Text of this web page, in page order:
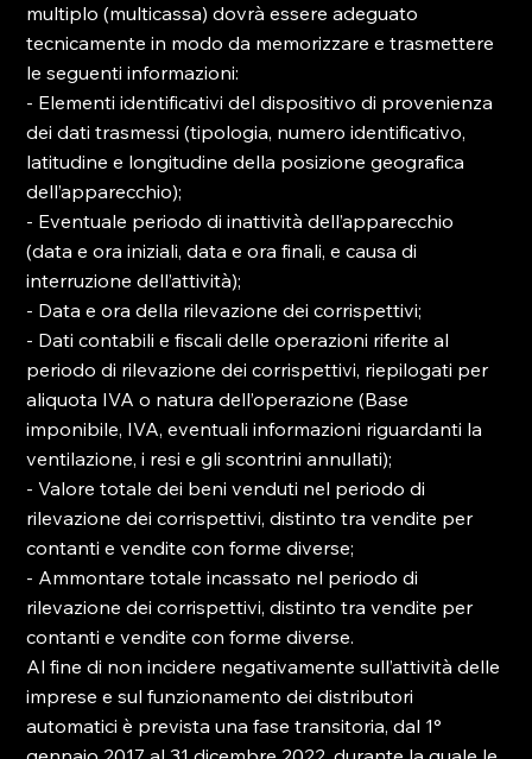
multiplo (multicassa) dovrà essere adeguato
tecnicamente in modo da memorizzare e trasmettere
le seguenti informazioni:
- Elementi identificativi del dispositivo di provenienza
dei dati trasmessi (tipologia, numero identificativo,
latitudine e longitudine della posizione geografica
dell’apparecchio);
- Eventuale periodo di inattività dell’apparecchio
(data e ora iniziali, data e ora finali, e causa di
interruzione dell’attività);
- Data e ora della rilevazione dei corrispettivi;
- Dati contabili e fiscali delle operazioni riferite al
periodo di rilevazione dei corrispettivi, riepilogati per
aliquota IVA o natura dell’operazione (Base
imponibile, IVA, eventuali informazioni riguardanti la
ventilazione, i resi e gli scontrini annullati);
- Valore totale dei beni venduti nel periodo di
rilevazione dei corrispettivi, distinto tra vendite per
contanti e vendite con forme diverse;
- Ammontare totale incassato nel periodo di
rilevazione dei corrispettivi, distinto tra vendite per
contanti e vendite con forme diverse.
Al fine di non incidere negativamente sull’attività delle
imprese e sul funzionamento dei distributori
automatici è prevista una fase transitoria, dal 1°